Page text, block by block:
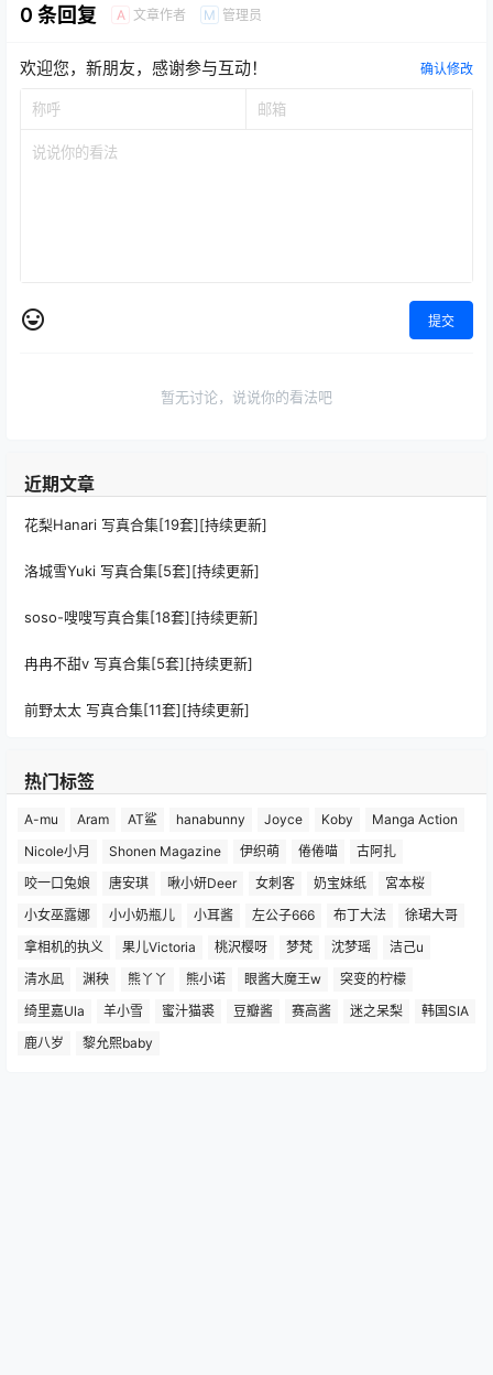
0 条回复 A 文章作者 M 管理员
欢迎您，新朋友，感谢参与互动！ 确认修改
提交
暂无讨论，说说你的看法吧
近期文章
花梨Hanari 写真合集[19套][持续更新]
洛城雪Yuki 写真合集[5套][持续更新]
soso-嗖嗖写真合集[18套][持续更新]
冉冉不甜v 写真合集[5套][持续更新]
前野太太 写真合集[11套][持续更新]
热门标签
A-mu Aram AT鲨 hanabunny Joyce Koby
Manga Action
Nicole小月
Shonen Magazine 伊织萌 倦倦喵
古阿扎
咬一口兔娘
唐安琪 啾小妍Deer 女刺客 奶宝妹纸
宮本桜
小女巫露娜
小小奶瓶儿 小耳酱 左公子666 布丁大法
徐珺大哥
拿相机的执义
果儿Victoria 桃沢樱呀 梦梵 沈梦瑶
洁己u
清水凪
渊秧 熊丫丫 熊小诺 眼酱大魔王w
突变的柠檬
绮里嘉Ula
羊小雪 蜜汁猫裘 豆瓣酱 赛高酱 迷之呆梨
韩国SIA
鹿八岁
黎允熙baby